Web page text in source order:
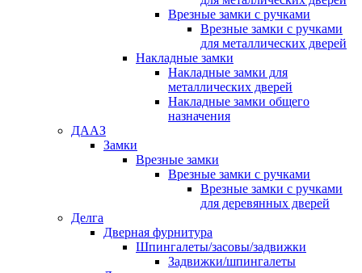
Врезные замки с ручками
Врезные замки с ручками
для металлических дверей
Накладные замки
Накладные замки для
металлических дверей
Накладные замки общего
назначения
ДААЗ
Замки
Врезные замки
Врезные замки с ручками
Врезные замки с ручками
для деревянных дверей
Делга
Дверная фурнитура
Шпингалеты/засовы/задвижки
Задвижки/шпингалеты